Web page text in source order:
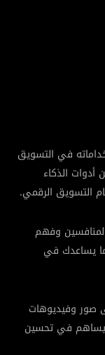
في التسويق
الذكاء
التسويق الرقمي.
وفهم
يساعدك في
صور وفيديوهات
يساهم في تحسين